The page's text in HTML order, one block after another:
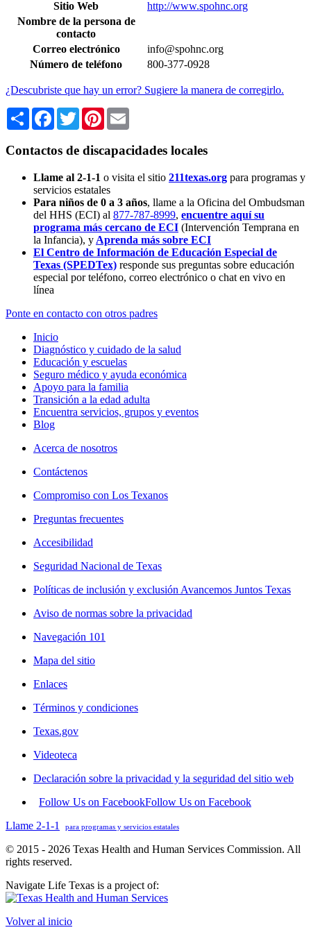
Sitio Web
http://www.spohnc.org
Nombre de la persona de
contacto
Correo electrónico
info@spohnc.org
Número de teléfono
800-377-0928
¿Descubriste que hay un error? Sugiere la manera de corregirlo.
Share Facebook
TwitterPinterest
Contactos de discapacidades locales
Llame al 2-1-1 o visita el sitio 211texas.org para programas y
servicios estatales
Para niños de 0 a 3 años, llame a la Oficina del Ombudsman
del HHS (ECI) al 877-787-8999, encuentre aquí su
programa más cercano de ECI (Intervención Temprana en
la Infancia), y Aprenda más sobre ECI
El Centro de Información de Educación Especial de
Texas (SPEDTex) responde sus preguntas sobre educación
especial por teléfono, correo electrónico o chat en vivo en
línea
Ponte en contacto con otros padres
Inicio
Diagnóstico y cuidado de la salud
Educación y escuelas
Seguro médico y ayuda económica
Apoyo para la familia
Transición a la edad adulta
Encuentra servicios, grupos y eventos
Blog
Acerca de nosotros
Contáctenos
Compromiso con Los Texanos
Preguntas frecuentes
Accesibilidad
Seguridad Nacional de Texas
Políticas de inclusión y exclusión Avancemos Juntos Texas
Aviso de normas sobre la privacidad
Navegación 101
Mapa del sitio
Enlaces
Términos y condiciones
Texas.gov
Videoteca
Declaración sobre la privacidad y la seguridad del sitio web
Follow Us on FacebookFollow Us on Facebook
Llame 2-1-1
para programas y servicios estatales
© 2015 - 2026 Texas Health and Human Services Commission. All
rights reserved.
Navigate Life Texas is a project of:
Volver al inicio